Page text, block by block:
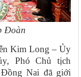
Đoàn
Kim Long – Ủy
Phó Chủ tịch
Nai đã giới